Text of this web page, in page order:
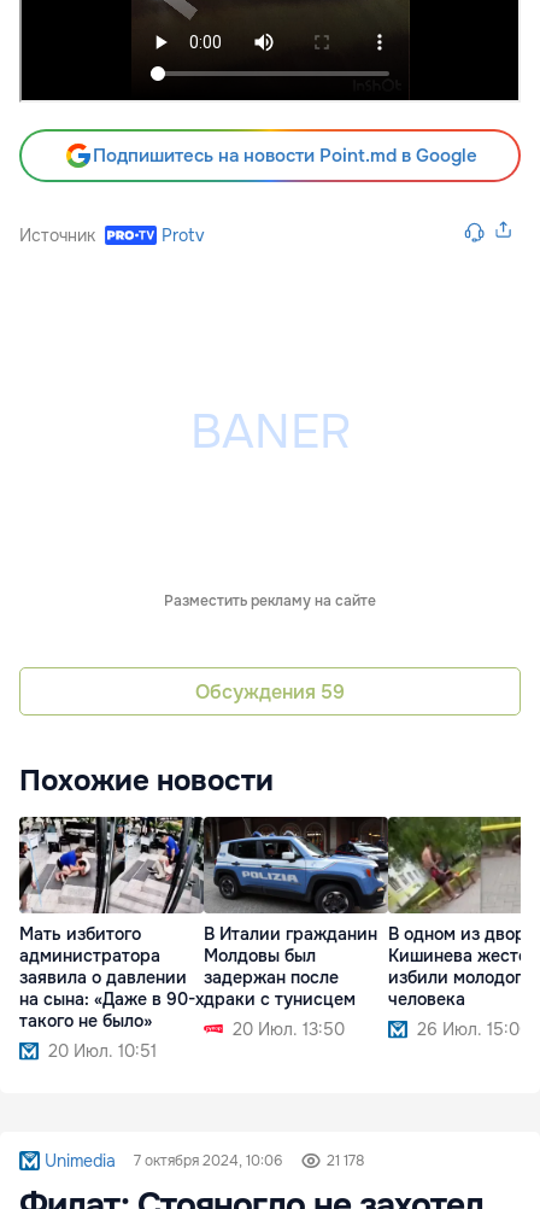
Подпишитесь на новости Point.md в Google
Источник Protv
Разместить рекламу на сайте
Обсуждения 59
Похожие новости
Мать избитого
администратора
заявила о давлении
на сына: «Даже в 90-х
такого не было»
20 Июл. 10:51
В Италии гражданин
Молдовы был
задержан после
драки с тунисцем
20 Июл. 13:50
В одном из
Кишинева
избили молодого
человека
26 Июл. 15:00
Unimedia 7 октября 2024, 10:06 21 178